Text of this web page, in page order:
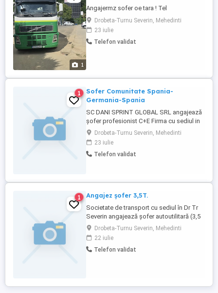
1
Angajermz sofer oe tara ! Tel
Drobeta-Turnu Severin, Mehedinti
23 iulie
Telefon validat
1
Sofer Comunitate Spania-
Germania-Spania
SC DANI SPRINT GLOBAL SRL angajează
șofer profesionist C+E Firma cu sediul in
Drobeta Turnu Severin este in cautarea
unui șofer profesionist pentru curse pe
Ruta ES-EU-ES Contract de muncă pe
România Diurna:90 zi + Salariul pe tara
Drobeta-Turnu Severin, Mehedinti
23 iulie
Telefon validat
1 Angajez șofer 3,5T.
Societate de transport cu sediul în Dr Tr
Severin angajează șofer autoutilitară (3,5
tone) pt comunitate începând cu
01.07.2026,Cerințe: experiența pe
comunitate,completarea doc.CMR
,utilizarea GPS.Se oferă contract de
Drobeta-Turnu Severin, Mehedinti
22 iulie
Telefon validat